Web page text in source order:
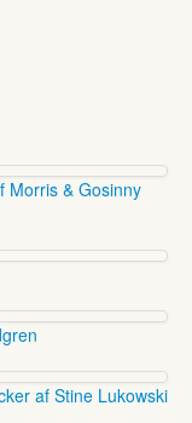
Morris & Gosinny
af Stine Lukowski